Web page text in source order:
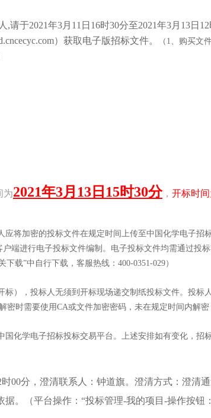
,请于2021年3月 11 日 16时30分至2021年3月 13日 12
）获取电子版招标文件。
（1、购买文
为2021年3月 13 日 15时30分， 开标时间
将加密的投标文件在规定时间上传至中国化学电子招
端进行电子投标文件编制。电子投标文件均需通过投
载”中自行下载，客服热线：400-0351-029）
），投标人无须到开标现场递交制纸投标文件。投标
时需要使用CA或文件加密密码，未在规定时间内解密
化学电子招标投标交易平台。上述安排如有变化，招
时00分，澄清联系人： 钟道旗。澄清方式：澄清
。（平台操作：“投标管理-我的项目-操作按钮